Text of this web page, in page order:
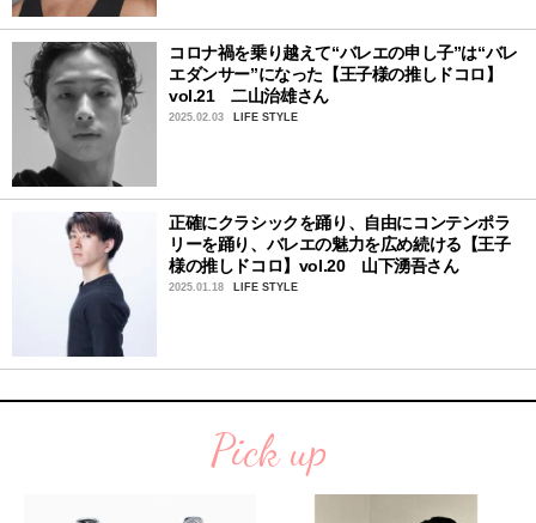
コロナ禍を乗り越えて“バレエの申し子”は“バレ
エダンサー”になった【王子様の推しドコロ】
vol.21 二山治雄さん
2025.02.03 LIFE STYLE
正確にクラシックを踊り、自由にコンテンポラ
リーを踊り、バレエの魅力を広め続ける【王子
様の推しドコロ】vol.20 山下湧吾さん
2025.01.18 LIFE STYLE
Pick up